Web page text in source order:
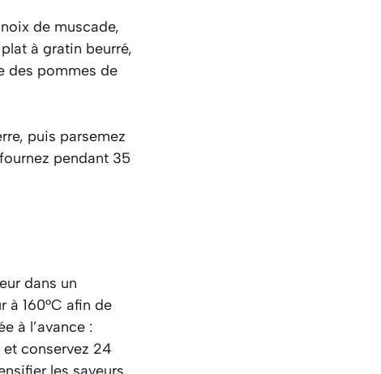
de muscade,
à gratin beurré,
des pommes de
puis parsemez
pendant 35
dans un
à 160°C afin de
à l’avance :
conservez 24